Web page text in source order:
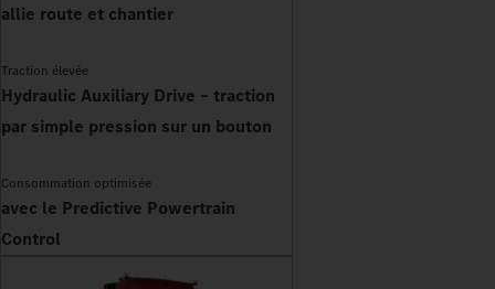
allie route et chantier
Traction élevée
Hydraulic Auxiliary Drive – traction
par simple pression sur un bouton
Consommation optimisée
avec le Predictive Powertrain
Control